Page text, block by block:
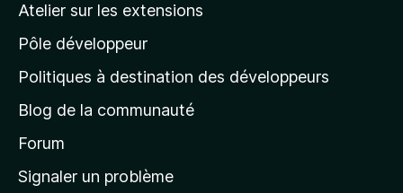
p
a
g
d
a
Atelier sur les extensions
Pôle développeur
Politiques à destination des développeurs
Blog de la communauté
Forum
Signaler un problème